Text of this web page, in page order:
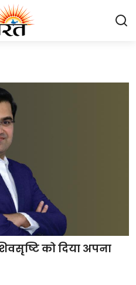
को दिया अपना